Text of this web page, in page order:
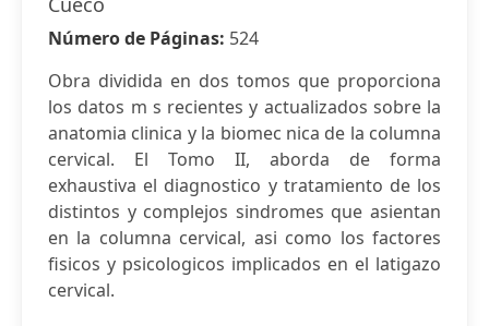
Número de Páginas: 524
Obra dividida en dos tomos que proporciona
los datos m s recientes y actualizados sobre la
anatomia clinica y la biomec nica de la columna
cervical. El Tomo II, aborda de forma
exhaustiva el diagnostico y tratamiento de los
distintos y complejos sindromes que asientan
en la columna cervical, asi como los factores
fisicos y psicologicos implicados en el latigazo
cervical.